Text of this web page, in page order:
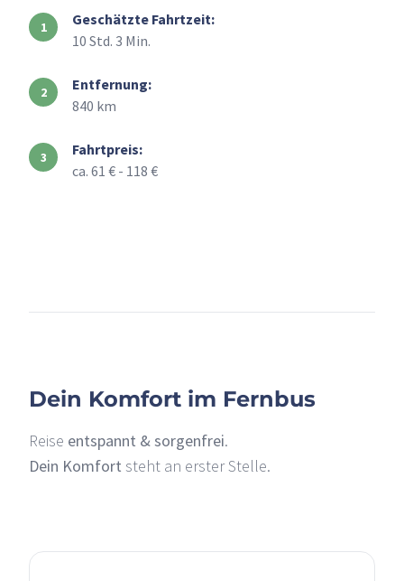
Geschätzte Fahrtzeit:
10 Std. 3 Min.
Entfernung:
840 km
Fahrtpreis:
ca. 61 € - 118 €
Dein Komfort im Fernbus
Reise entspannt & sorgenfrei.
Dein Komfort steht an erster Stelle.